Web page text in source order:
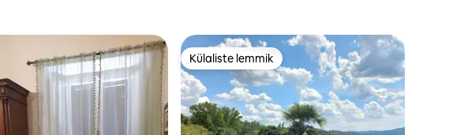
Külaliste lemmik
Külaliste lemmik